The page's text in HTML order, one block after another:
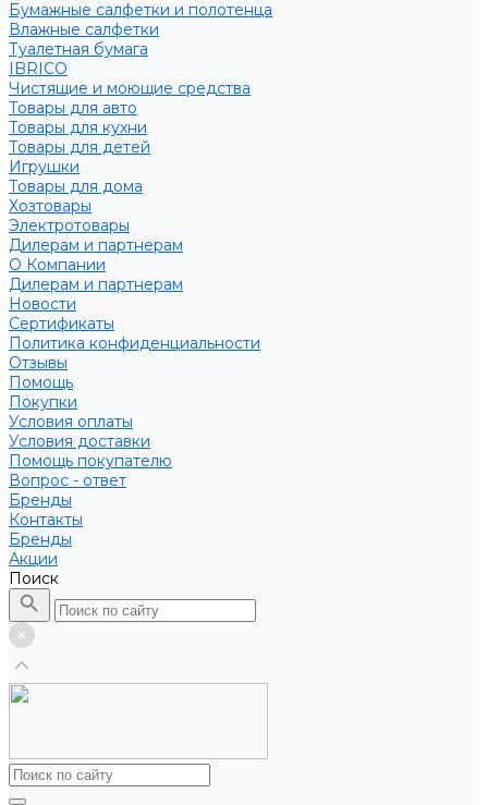
Бумажные салфетки и полотенца
Влажные салфетки
Туалетная бумага
IBRICO
Чистящие и моющие средства
Товары для авто
Товары для кухни
Товары для детей
Игрушки
Товары для дома
Хозтовары
Электротовары
Дилерам и партнерам
О Компании
Дилерам и партнерам
Новости
Сертификаты
Политика конфиденциальности
Отзывы
Помощь
Покупки
Условия оплаты
Условия доставки
Помощь покупателю
Вопрос - ответ
Бренды
Контакты
Бренды
Акции
Поиск